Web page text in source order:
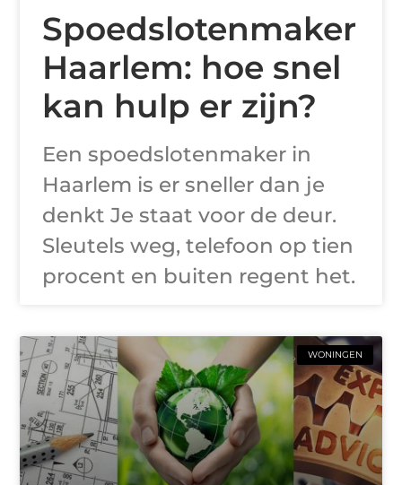
Spoedslotenmaker
Haarlem: hoe snel
kan hulp er zijn?
Een spoedslotenmaker in
Haarlem is er sneller dan je
denkt Je staat voor de deur.
Sleutels weg, telefoon op tien
procent en buiten regent het.
WONINGEN